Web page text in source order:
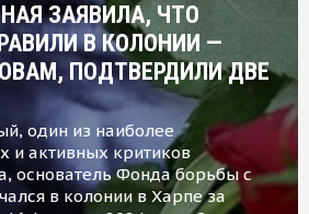
ЗАЯВИЛА, ЧТО
В КОЛОНИИ —
ПОДТВЕРДИЛИ ДВЕ
один из наиболее
и активных критиков
основатель Фонда борьбы с
в колонии в Харпе за